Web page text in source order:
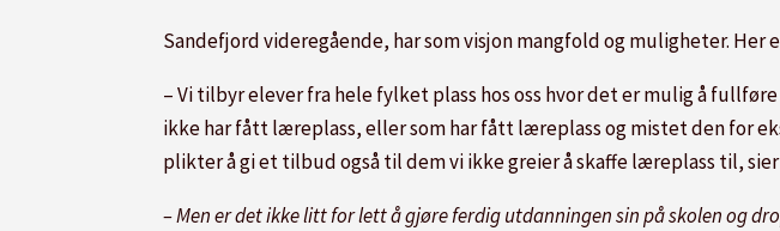
Sandefjord videregående, har som visjon mangfold og muligheter.
– Vi tilbyr elever fra hele fylket plass hos oss hvor det er mulig å
ikke har fått læreplass, eller som har fått læreplass og mistet den for
plikter å gi et tilbud også til dem vi ikke greier å skaffe læreplass til, sier
– Men er det ikke litt for lett å gjøre ferdig utdanningen sin på skolen og